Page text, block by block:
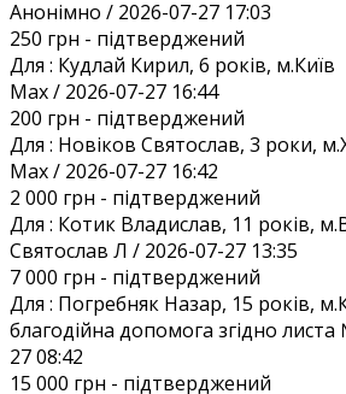
Анонiмно / 2026-07-27 17:03
250 грн - підтверджений
Для : Кудлай Кирил, 6 років, м.Київ
Max / 2026-07-27 16:44
200 грн - підтверджений
Для : Новіков Святослав, 3 роки,
Max / 2026-07-27 16:42
2 000 грн - підтверджений
Для : Котик Владислав, 11 років,
Святослав Л / 2026-07-27 13:35
7 000 грн - підтверджений
Для : Погребняк Назар, 15 років,
благодійна допомога згідно
27 08:42
15 000 грн - підтверджений